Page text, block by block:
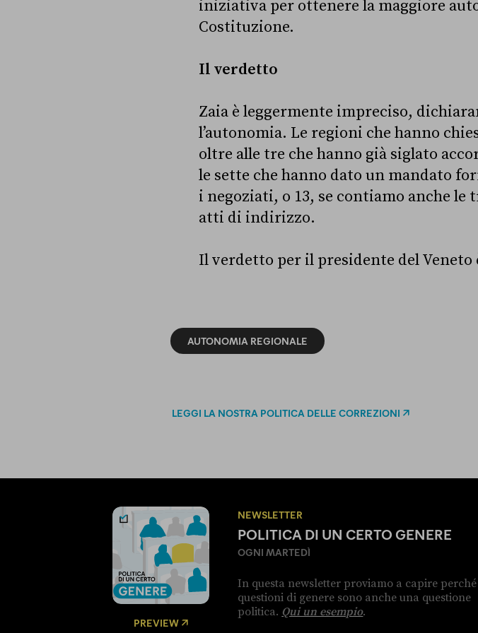
iniziativa per ottenere la maggiore
Costituzione.
Il verdetto
Zaia è leggermente impreciso,
l’autonomia. Le regioni che hanno
oltre alle tre che hanno già siglato
le sette che hanno dato un mandato
i negoziati, o 13, se contiamo anche le
atti di indirizzo.
Il verdetto per il presidente del Veneto
AUTONOMIA REGIONALE
LEGGI LA NOSTRA POLITICA DELLE CORREZIONI
PREVIEW
NEWSLETTER
POLITICA DI UN CERTO GENERE
OGNI MARTEDÌ
In questa newsletter proviamo a capire
questioni di genere sono anche una questione
politica. Qui un esempio.